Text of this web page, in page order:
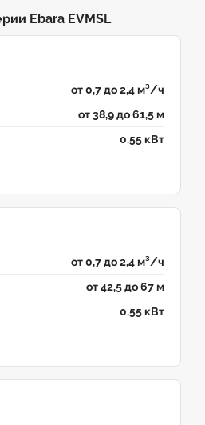
Ebara EVMSL
от 0,7 до 2,4 м³/ч
от 38,9 до 61,5 м
0.55 кВт
от 0,7 до 2,4 м³/ч
от 42,5 до 67 м
0.55 кВт